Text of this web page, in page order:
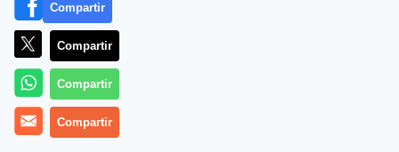
Compartir
Compartir
Compartir
Compartir